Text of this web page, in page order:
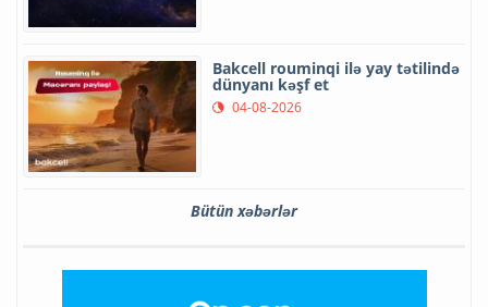
Bakcell rouminqi ilə yay tətilində
dünyanı kəşf et
04-08-2026
Bütün xəbərlər